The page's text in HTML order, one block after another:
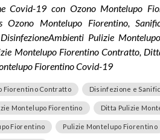
Covid-19 con Ozono Montelupo
Ozono Montelupo Fiorentino,
Pulizie
Montelupo Fiorentino Contratto,
Fiorentino Covid-19
Fiorentino Contratto Disinfezione e
Montelupo Fiorentino Ditta Pulizie
Fiorentino Pulizie Montelupo Fiorentino